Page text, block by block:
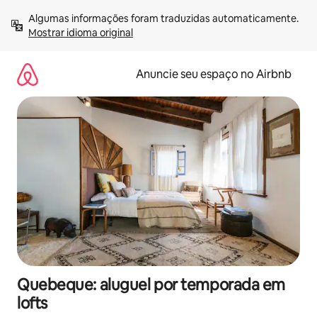
para
Mostrar idioma original
Anuncie seu espaço no Airbnb
Quebeque: aluguel por temporada em
lofts